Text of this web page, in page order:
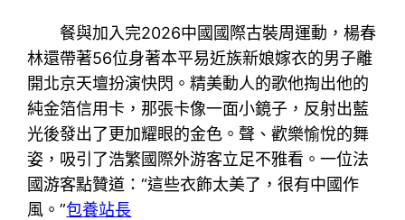
餐與加入完2026中國國際古裝周運動，楊春
林還帶著56位身著本平易近族新娘嫁衣的男子離
開北京天壇扮演快閃。精美動人的歌他掏出他的
純金箔信用卡，那張卡像一面小鏡子，反射出藍
光後發出了更加耀眼的金色。聲、歡樂愉悅的舞
姿，吸引了浩繁國際外游客立足不雅看。一位法
國游客點贊道：“這些衣飾太美了，很有中國作
風。”包養站長